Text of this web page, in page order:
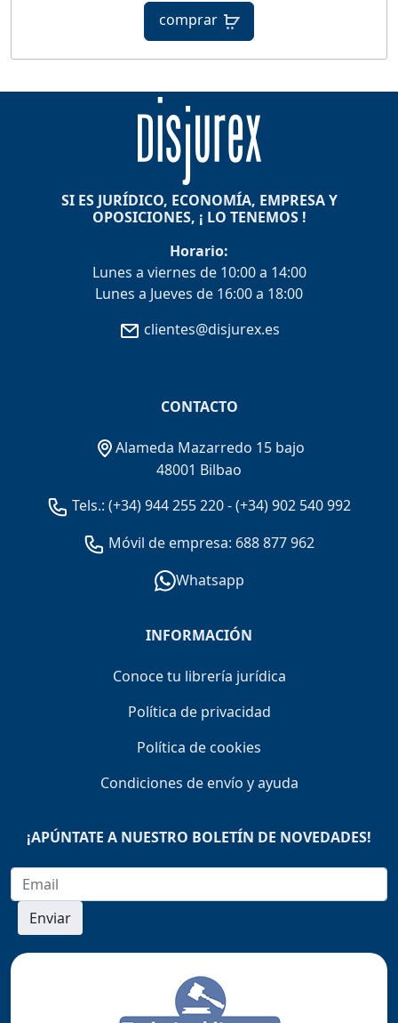
comprar
SI ES JURÍDICO, ECONOMÍA, EMPRESA Y
OPOSICIONES, ¡ LO TENEMOS !
Horario:
Lunes a viernes de 10:00 a 14:00
Lunes a Jueves de 16:00 a 18:00
clientes@disjurex.es
CONTACTO
Alameda Mazarredo 15 bajo
48001 Bilbao
Tels.: (+34) 944 255 220-(+34) 902 540 992
Móvil de empresa: 688 877 962
Whatsapp
INFORMACIÓN
Conoce tu librería jurídica
Política de privacidad
Política de cookies
Condiciones de envío y ayuda
¡APÚNTATE A NUESTRO BOLETÍN DE NOVEDADES!
Enviar